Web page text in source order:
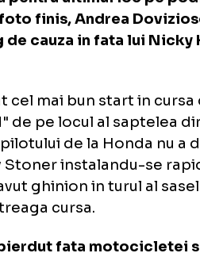
2010 din
Lorenzo avand
lupta pentru ultimul
de cauza in fata
avut cel mai bun start
de pe locul al
pilotului de la
Stoner